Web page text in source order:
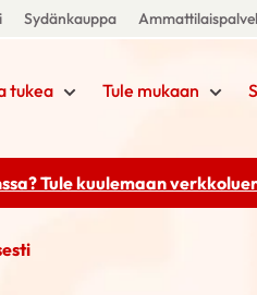
Sydänkauppa
tukea Tule mukaan
Tule kuulemaan